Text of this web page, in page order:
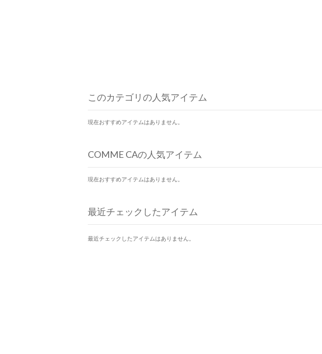
このカテゴリの人気アイテム
現在おすすめアイテムはありません。
COMME CAの人気アイテム
現在おすすめアイテムはありません。
最近チェックしたアイテム
最近チェックしたアイテムはありません。